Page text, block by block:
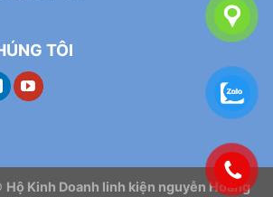
TÔI
Hộ Kinh Doanh linh kiện nguyễn Hoàng